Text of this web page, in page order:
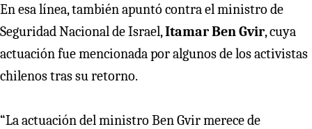
En esa línea, también apuntó contra el ministro de
Seguridad Nacional de Israel,Itamar Ben Gvir, cuya
actuación fue mencionada por algunos de los activistas
chilenos tras su retorno.
“La actuación del ministro Ben Gvir merece de